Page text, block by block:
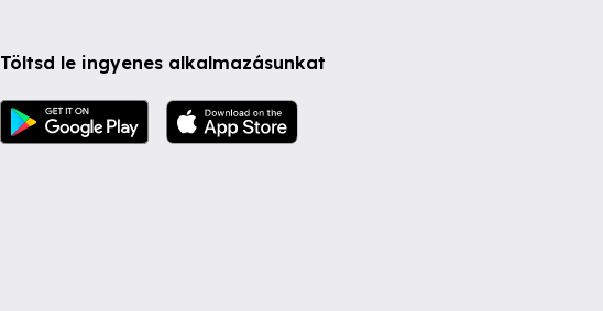
Töltsd le ingyenes alkalmazásunkat